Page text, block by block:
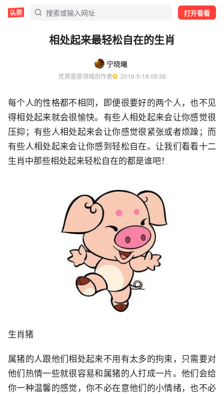
打开看看
相处起来最轻松自在的生肖
宁晓曦
优质星座领域创作者
  2016-5-18 09:36
每个人的性格都不相同，即便很要好的两个人，也不见
得相处起来就会很愉快。有些人相处起来会让你感觉很
压抑；有些人相处起来会让你感觉很紧张或者烦躁；而
有些人相处起来会让你感到轻松自在。让我们看看十二
生肖中那些相处起来轻松自在的都是谁吧！
生肖猪
属猪的人跟他们相处起来不用有太多的拘束，只需要对
他们热情一些就很容易和属猪的人打成一片。他们会给
你一种温馨的感觉，你不必在意他们的小情绪，也不必